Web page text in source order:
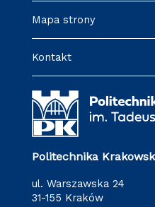
Mapa strony
Kontakt
Politechnika
ul. Warszawska 24
31-155 Kraków